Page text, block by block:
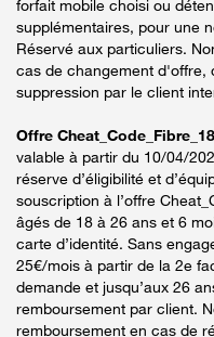
forfait mobile choisi ou
supplémentaires, pour une
Réservé aux particuliers.
cas de changement d'offre,
suppression par le client
Offre
valable à partir du 10/04/
réserve d’éligibilité et
souscription à l’offre
âgés de 18 à 26 ans et 6
carte d’identité. Sans
25€/mois à partir de la 2e
demande et jusqu’aux 26
remboursement par client.
remboursement en cas de